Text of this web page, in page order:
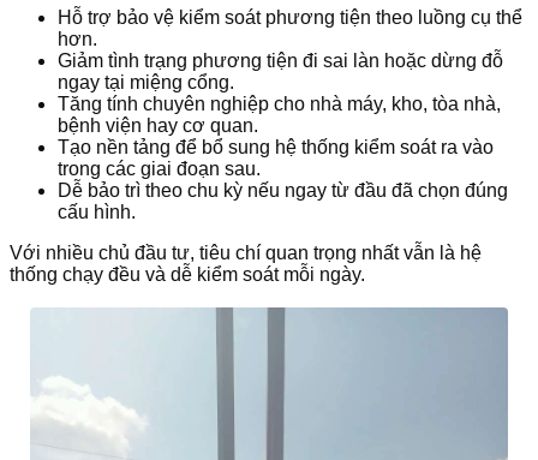
Hỗ trợ bảo vệ kiểm soát phương tiện theo luồng cụ thể
hơn.
Giảm tình trạng phương tiện đi sai làn hoặc dừng đỗ
ngay tại miệng cổng.
Tăng tính chuyên nghiệp cho nhà máy, kho, tòa nhà,
bệnh viện hay cơ quan.
Tạo nền tảng để bổ sung hệ thống kiểm soát ra vào
trong các giai đoạn sau.
Dễ bảo trì theo chu kỳ nếu ngay từ đầu đã chọn đúng
cấu hình.
Với nhiều chủ đầu tư, tiêu chí quan trọng nhất vẫn là hệ
thống chạy đều và dễ kiểm soát mỗi ngày.